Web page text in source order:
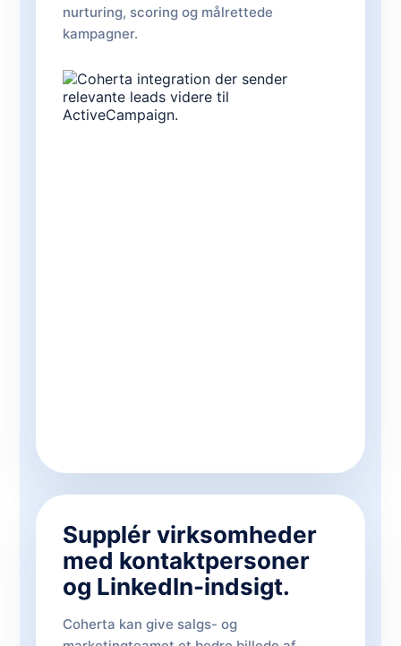
nurturing, scoring og målrettede
kampagner.
Supplér virksomheder
med kontaktpersoner
og LinkedIn-indsigt.
Coherta kan give salgs- og